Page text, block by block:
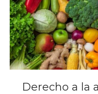
Derecho a la